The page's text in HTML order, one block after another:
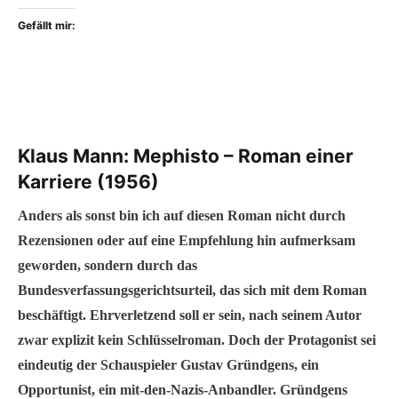
Gefällt mir:
Klaus Mann: Mephisto – Roman einer
Karriere (1956)
Anders als sonst bin ich auf diesen Roman nicht durch
Rezensionen oder auf eine Empfehlung hin aufmerksam
geworden, sondern durch das
Bundesverfassungsgerichtsurteil, das sich mit dem Roman
beschäftigt. Ehrverletzend soll er sein, nach seinem Autor
zwar explizit kein Schlüsselroman. Doch der Protagonist sei
eindeutig der Schauspieler Gustav Gründgens, ein
Opportunist, ein mit-den-Nazis-Anbandler. Gründgens